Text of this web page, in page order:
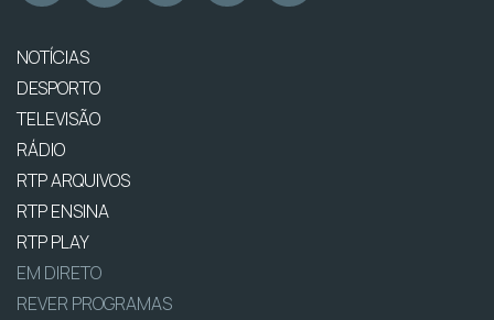
NOTÍCIAS
DESPORTO
TELEVISÃO
RÁDIO
RTP ARQUIVOS
RTP ENSINA
RTP PLAY
EM DIRETO
REVER PROGRAMAS